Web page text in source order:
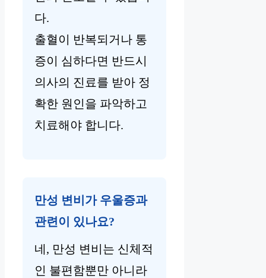
다.
출혈이 반복되거나 통
증이 심하다면 반드시
의사의 진료를 받아 정
확한 원인을 파악하고
치료해야 합니다.
만성 변비가 우울증과
관련이 있나요?
네, 만성 변비는 신체적
인 불편함뿐만 아니라